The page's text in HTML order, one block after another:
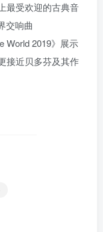
最受欢迎的古典音
交响曲
World 2019》展示
接近贝多芬及其作